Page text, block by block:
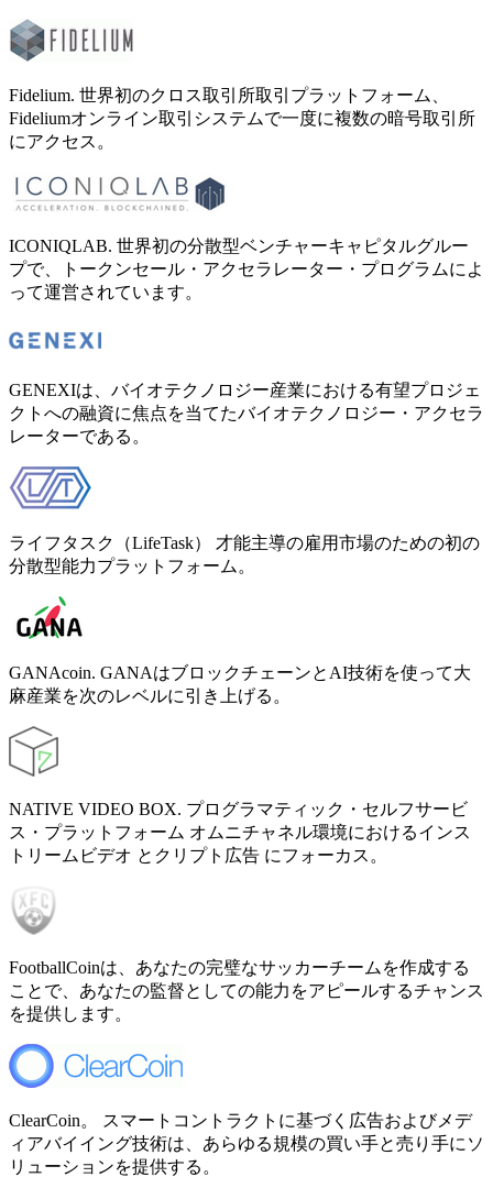
Fidelium. 世界初のクロス取引所取引プラットフォーム、
Fideliumオンライン取引システムで一度に複数の暗号取引所
にアクセス。
ICONIQLAB. 世界初の分散型ベンチャーキャピタルグルー
プで、トークンセール・アクセラレーター・プログラムによ
って運営されています。
GENEXIは、バイオテクノロジー産業における有望プロジェ
クトへの融資に焦点を当てたバイオテクノロジー・アクセラ
レーターである。
ライフタスク（LifeTask） 才能主導の雇用市場のための初の
分散型能力プラットフォーム。
GANAcoin. GANAはブロックチェーンとAI技術を使って大
麻産業を次のレベルに引き上げる。
NATIVE VIDEO BOX. プログラマティック・セルフサービ
ス・プラットフォーム オムニチャネル環境におけるインス
トリームビデオ とクリプト広告 にフォーカス。
FootballCoinは、あなたの完璧なサッカーチームを作成する
ことで、あなたの監督としての能力をアピールするチャンス
を提供します。
ClearCoin。 スマートコントラクトに基づく広告およびメデ
ィアバイイング技術は、あらゆる規模の買い手と売り手にソ
リューションを提供する。